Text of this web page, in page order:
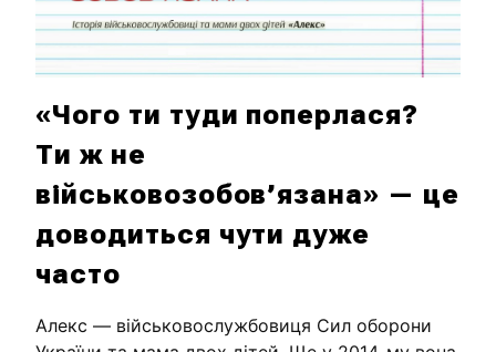
«Чого ти туди поперлася?
Ти ж не
військовозобов’язана» — це
доводиться чути дуже
часто
Алекс — військовослужбовиця Сил оборони